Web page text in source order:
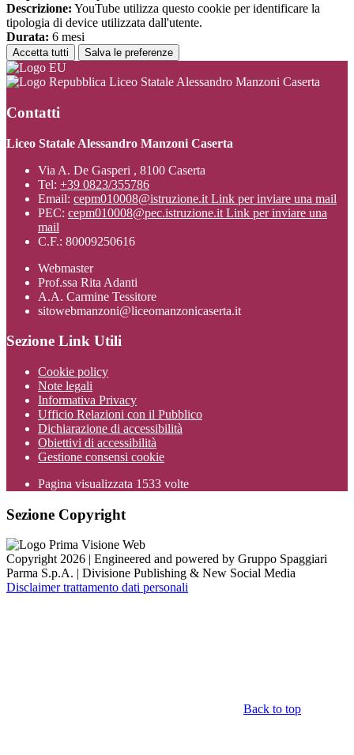
Descrizione: YouTube utilizza questo cookie per identificare la
tipologia di device utilizzata dall'utente.
Durata: 6 mesi
Accetta tutti Salva le preferenze
Liceo Statale Alessandro Manzoni Caserta
Contatti
Liceo Statale Alessandro Manzoni Caserta
Via A. De Gasperi , 8100 Caserta
Tel: +39 0823/355786
Email: cepm010008@istruzione.it Link per inviare una mail
PEC: cepm010008@pec.istruzione.it Link per inviare una
mail
C.F.: 80009250616
Webmaster
Prof.ssa Rita Adanti
A.A. Carmine Tessitore
sitowebmanzoni@liceomanzonicaserta.it
Sezione Link Utili
Cookie policy
Note legali
Informativa Privacy
Ufficio Relazioni con il Pubblico
Dichiarazione di accessibilità
Obiettivi di accessibilità
Gestione consensi cookie
Pagina visualizzata 1533 volte
Sezione Copyright
Copyright 2026 | Engineered and powered by Gruppo Spaggiari
Parma S.p.A. | Divisione Publishing & New Social Media
Disclaimer trattamento dati personali
Back to top